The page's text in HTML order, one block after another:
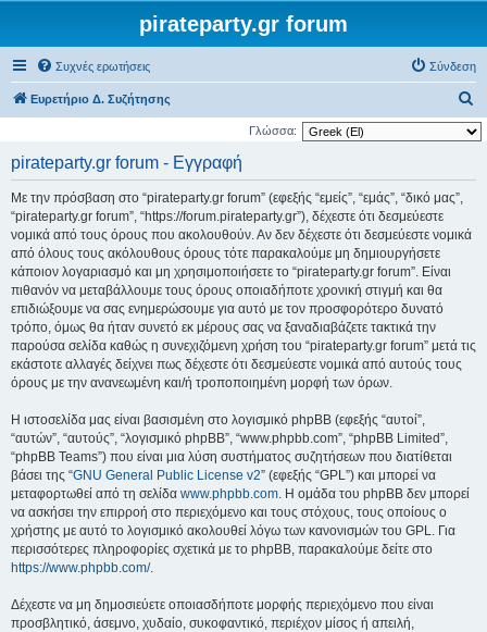
pirateparty.gr forum
Συχνές ερωτήσεις Σύνδεση
Ευρετήριο Δ. Συζήτησης
ν
Γλώσσα:
pirateparty.gr forum - Εγγραφή
Με την πρόσβαση στο “pirateparty.gr forum” (εφεξής “εμείς”, “εμάς”, “δικό μας”,
“pirateparty.gr forum”, “https://forum.pirateparty.gr”), δέχεστε ότι δεσμεύεστε
νομικά από τους όρους που ακολουθούν. Αν δεν δέχεστε ότι δεσμεύεστε νομικά
από όλους τους ακόλουθους όρους τότε παρακαλούμε μη δημιουργήσετε
κάποιον λογαριασμό και μη χρησιμοποιήσετε το “pirateparty.gr forum”. Είναι
πιθανόν να μεταβάλλουμε τους όρους οποιαδήποτε χρονική στιγμή και θα
επιδιώξουμε να σας ενημερώσουμε για αυτό με τον προσφορότερο δυνατό
τρόπο, όμως θα ήταν συνετό εκ μέρους σας να ξαναδιαβάζετε τακτικά την
παρούσα σελίδα καθώς η συνεχιζόμενη χρήση του “pirateparty.gr forum” μετά τις
εκάστοτε αλλαγές δείχνει πως δέχεστε ότι δεσμεύεστε νομικά από αυτούς τους
όρους με την ανανεωμένη και/ή τροποποιημένη μορφή των όρων.
Η ιστοσελίδα μας είναι βασισμένη στο λογισμικό phpBB (εφεξής “αυτοί”,
“αυτών”, “αυτούς”, “λογισμικό phpBB”, “www.phpbb.com”, “phpBB Limited”,
“phpBB Teams”) που είναι μια λύση συστήματος συζητήσεων που διατίθεται
βάσει της “GNU General Public License v2” (εφεξής “GPL”) και μπορεί να
μεταφορτωθεί από τη σελίδα www.phpbb.com. Η ομάδα του phpBB δεν μπορεί
να ασκήσει την επιρροή στο περιεχόμενο και τους στόχους, τους οποίους ο
χρήστης με αυτό το λογισμικό ακολουθεί λόγω των κανονισμών του GPL. Για
περισσότερες πληροφορίες σχετικά με το phpBB, παρακαλούμε δείτε στο
https://www.phpbb.com/.
Δέχεστε να μη δημοσιεύετε οποιασδήποτε μορφής περιεχόμενο που είναι
προσβλητικό, άσεμνο, χυδαίο, συκοφαντικό, περιέχον μίσος ή απειλή,